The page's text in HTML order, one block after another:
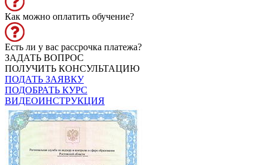
Как можно оплатить обучение?
Есть ли у вас рассрочка платежа?
ЗАДАТЬ ВОПРОС
ПОЛУЧИТЬ КОНСУЛЬТАЦИЮ
ПОДАТЬ ЗАЯВКУ
ПОДОБРАТЬ КУРС
ВИДЕОИНСТРУКЦИЯ